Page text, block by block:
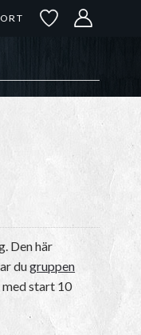
Den här
dugruppen
med start 10